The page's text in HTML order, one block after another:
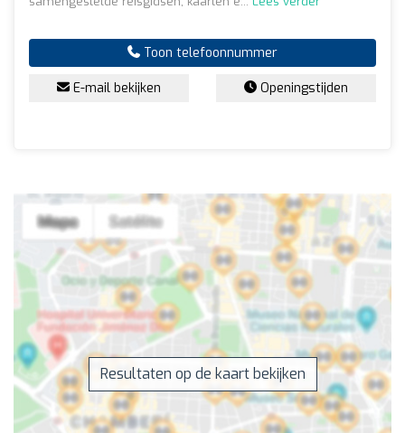
Toon telefoonnummer
E-mail bekijken Openingstijden
Resultaten op de kaart bekijken